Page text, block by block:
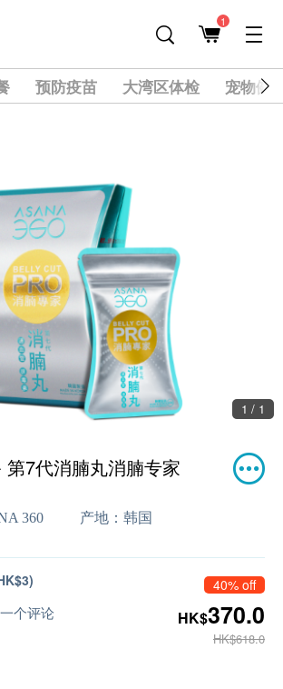
1
预防疫苗 大湾区体检 宠物健
1 / 1
7代消腩丸消腩专家
360 产地： 韩国
个评论
40% off
HK$370.0
HK$618.0